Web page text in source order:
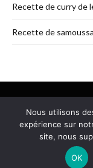
Recette de curry de
Recette de
Nous utilisons
expérience sur
site, nous
OK